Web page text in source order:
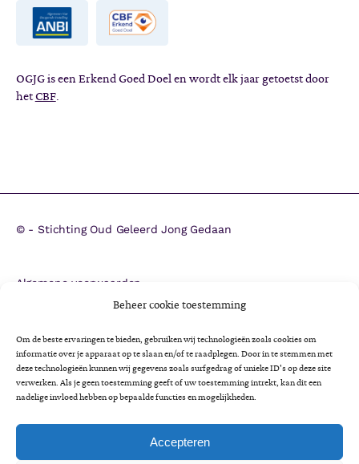
Beheer cookie toestemming
Om de beste ervaringen te bieden, gebruiken wij technologieën zoals cookies om
informatie over je apparaat op te slaan en/of te raadplegen. Door in te stemmen met
deze technologieën kunnen wij gegevens zoals surfgedrag of unieke ID's op deze site
verwerken. Als je geen toestemming geeft of uw toestemming intrekt, kan dit een
nadelige invloed hebben op bepaalde functies en mogelijkheden.
Accepteren
OGJG is een Erkend Goed Doel en wordt elk jaar getoetst door
hetCBF.
© - Stichting Oud Geleerd Jong Gedaan
Algemene voorwaarden
Colofon
Cookieverklaring
Impactrapportage 2025
Minimaregeling voor senioren